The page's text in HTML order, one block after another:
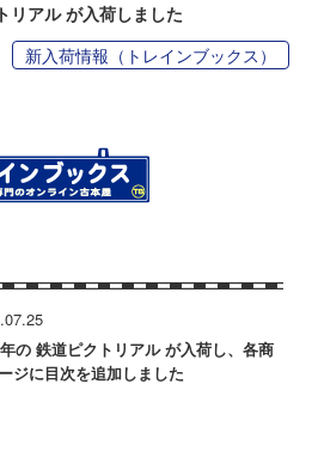
リアル が入荷しました
新入荷情報（トレインブックス）
の 鉄道ピクトリアル が入荷し、各商
ジに目次を追加しました